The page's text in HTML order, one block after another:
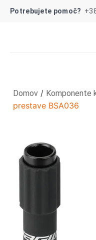
Potrebujete pomoč?
Domov / Komponente
prestave BSA036